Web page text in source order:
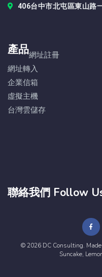
406台中市北屯區東山路
產品網址註冊
網址轉入
企業信箱
虛擬主機
台灣雲儲存
聯絡我們 Follow
© 2026 DC Consulting.
Suncake,